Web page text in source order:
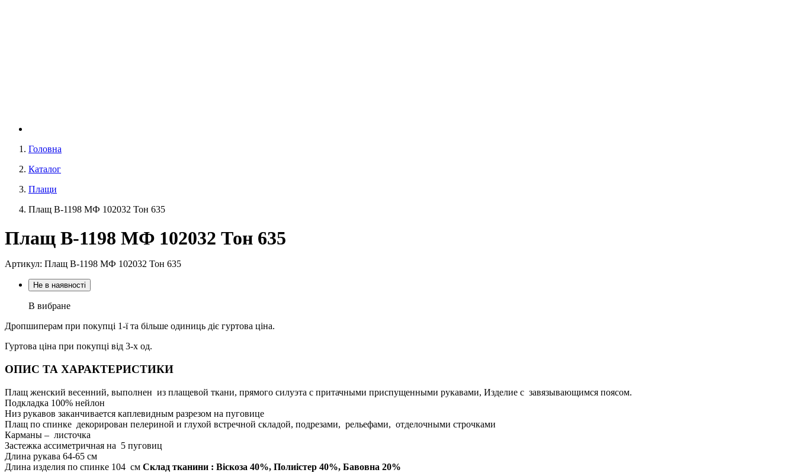
Головна
Каталог
Плащи
Плащ В-1198 МФ 102032 Тон 635
Плащ В-1198 МФ 102032 Тон 635
Артикул: Плащ В-1198 МФ 102032 Тон 635
Не в наявності
В вибране
Дропшиперам при покупці 1-ї та більше одиниць діє гуртова ціна.
Гуртова ціна при покупці від 3-х од.
ОПИС ТА ХАРАКТЕРИСТИКИ
Плащ женский весенний, выполнен из плащевой ткани, прямого силуэта с притачными приспущенными рукавами, Изделие с завязывающимся поясом.
Подкладка 100% нейлон
Низ рукавов заканчивается каплевидным разрезом на пуговице
Плащ по спинке декорирован пелериной и глухой встречной складой, подрезами, рельефами, отделочными строчками
Карманы – листочка
Застежка ассиметричная на 5 пуговиц
Длина рукава 64-65 см
Длина изделия по спинке 104 см Склад тканини : Віскоза 40%, Полиістер 40%, Бавовна 20%